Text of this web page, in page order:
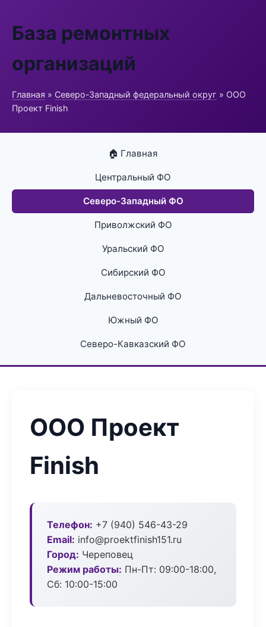
База ремонтных
организаций
Главная » Северо-Западный федеральный округ » ООО
Проект Finish
🏠 Главная
Центральный ФО
Северо-Западный ФО
Приволжский ФО
Уральский ФО
Сибирский ФО
Дальневосточный ФО
Южный ФО
Северо-Кавказский ФО
ООО Проект
Finish
Телефон: +7 (940) 546-43-29
Email: info@proektfinish151.ru
Город: Череповец
Режим работы: Пн-Пт: 09:00-18:00,
Сб: 10:00-15:00